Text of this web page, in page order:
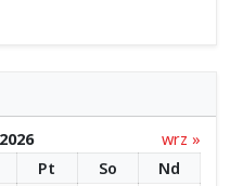
wrz »
Pt So Nd